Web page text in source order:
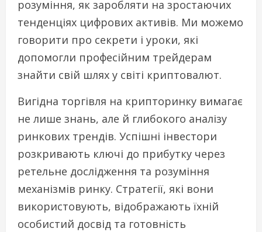
розуміння, як заробляти на зростаючих
тенденціях цифрових активів. Ми можемо
говорити про секрети і уроки, які
допомогли професійним трейдерам
знайти свій шлях у світі криптовалют.
Вигідна торгівля на крипторинку вимагає
не лише знань, але й глибокого аналізу
ринкових трендів. Успішні інвестори
розкривають ключі до прибутку через
ретельне дослідження та розуміння
механізмів ринку. Стратегії, які вони
використовують, відображають їхній
особистий досвід та готовність